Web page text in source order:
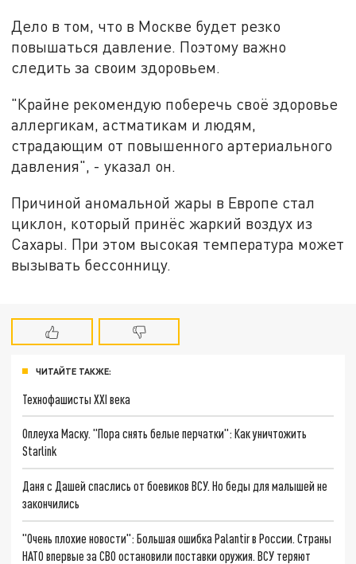
Дело в том, что в Москве будет резко
повышаться давление. Поэтому важно
следить за своим здоровьем.
"Крайне рекомендую поберечь своё здоровье
аллергикам, астматикам и людям,
страдающим от повышенного артериального
давления", - указал он.
Причиной аномальной жары в Европе стал
циклон, который принёс жаркий воздух из
Сахары. При этом высокая температура может
вызывать бессонницу.
ЧИТАЙТЕ ТАКЖЕ:
Технофашисты XXI века
Оплеуха Маску. "Пора снять белые перчатки": Как уничтожить
Starlink
Даня с Дашей спаслись от боевиков ВСУ. Но беды для малышей не
закончились
"Очень плохие новости": Большая ошибка Palantir в России. Страны
НАТО впервые за СВО остановили поставки оружия. ВСУ теряют